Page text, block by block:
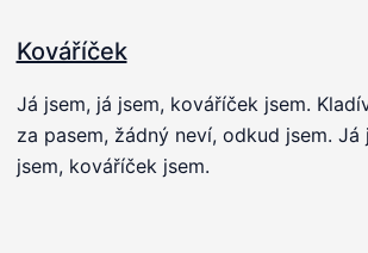
Kováříček
Já jsem, já jsem, kováříček jsem.
za pasem, žádný neví, odkud jsem. Já
jsem, kováříček jsem.